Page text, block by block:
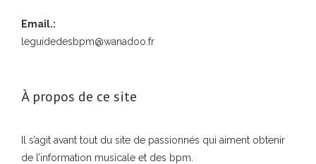
Email.:
leguidedesbpm@wanadoo.fr
À propos de ce site
Il s’agit avant tout du site de passionnés qui aiment obtenir
de l’information musicale et des bpm.